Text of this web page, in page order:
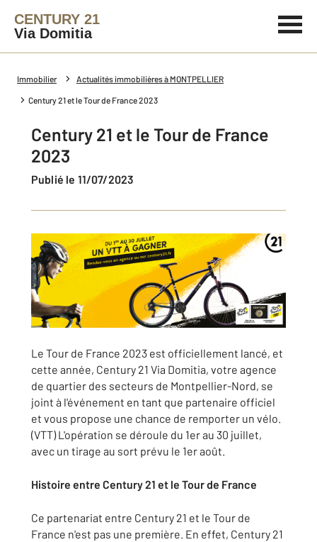
CENTURY 21
Via Domitia
Immobilier Actualités immobilières à MONTPELLIER
Century 21 et le Tour de France 2023
Century 21 et le Tour de France
2023
Publié le 11/07/2023
Le Tour de France 2023 est officiellement lancé, et
cette année, Century 21 Via Domitia, votre agence
de quartier des secteurs de Montpellier-Nord, se
joint à l'événement en tant que partenaire officiel
et vous propose une chance de remporter un vélo.
(VTT) L'opération se déroule du 1er au 30 juillet,
avec un tirage au sort prévu le 1er août.
Histoire entre Century 21 et le Tour de France
Ce partenariat entre Century 21 et le Tour de
France n'est pas une première. En effet, Century 21